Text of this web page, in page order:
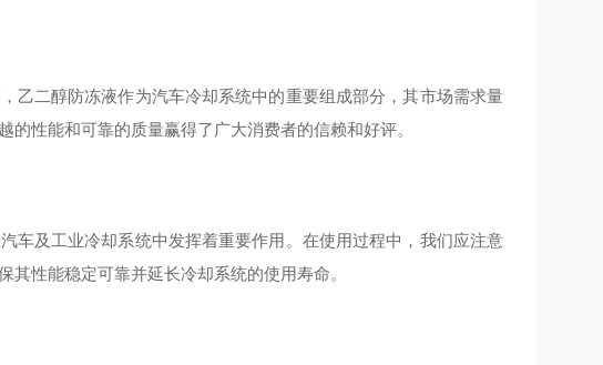
乙二醇防冻液作为汽车冷却系统中的重要组成部分，其市场需求量
性能和可靠的质量赢得了广大消费者的信赖和好评。
车及工业冷却系统中发挥着重要作用。在使用过程中，我们应注意
性能稳定可靠并延长冷却系统的使用寿命。